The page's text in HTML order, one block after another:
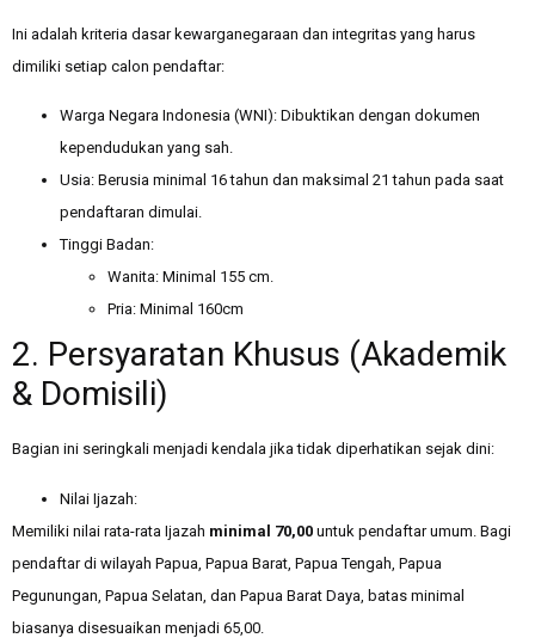
Ini adalah kriteria dasar kewarganegaraan dan integritas yang harus
dimiliki setiap calon pendaftar:
Warga Negara Indonesia (WNI): Dibuktikan dengan dokumen
kependudukan yang sah.
Usia: Berusia minimal 16 tahun dan maksimal 21 tahun pada saat
pendaftaran dimulai.
Tinggi Badan:
Wanita: Minimal 155 cm.
Pria: Minimal 160cm
2. Persyaratan Khusus (Akademik
& Domisili)
Bagian ini seringkali menjadi kendala jika tidak diperhatikan sejak dini:
Nilai Ijazah:
Memiliki nilai rata-rata Ijazah minimal 70,00 untuk pendaftar umum. Bagi
pendaftar di wilayah Papua, Papua Barat, Papua Tengah, Papua
Pegunungan, Papua Selatan, dan Papua Barat Daya, batas minimal
biasanya disesuaikan menjadi 65,00.